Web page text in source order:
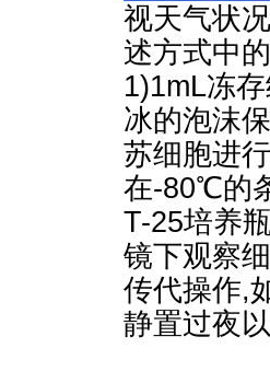
视天气状
述方式中
1)1mL冻
冰的泡沫
苏细胞进
在-80℃的
T-25培养
镜下观察
传代操作,
静置过夜